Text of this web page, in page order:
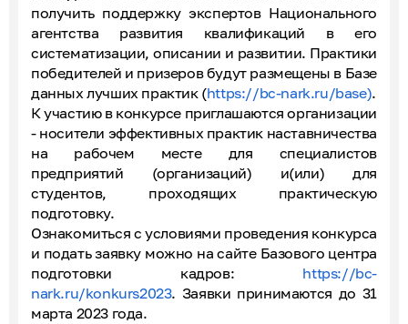
получить поддержку экспертов Национального
агентства развития квалификаций в его
систематизации, описании и развитии. Практики
победителей и призеров будут размещены в Базе
данных лучших практик (https://bc-nark.ru/base).
К участию в конкурсе приглашаются организации
- носители эффективных практик наставничества
на рабочем месте для специалистов
предприятий (организаций) и(или) для
студентов, проходящих практическую
подготовку.
Ознакомиться с условиями проведения конкурса
и подать заявку можно на сайте Базового центра
подготовки кадров: https://bc-
nark.ru/konkurs2023. Заявки принимаются до 31
марта 2023 года.